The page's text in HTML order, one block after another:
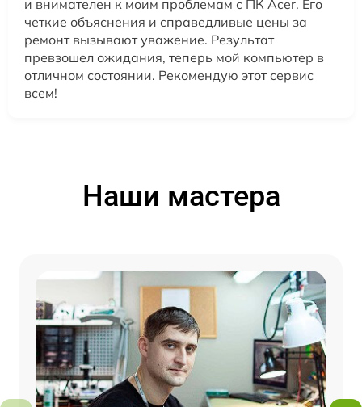
и внимателен к моим проблемам с ПК Acer. Его
четкие объяснения и справедливые цены за
ремонт вызывают уважение. Результат
превзошел ожидания, теперь мой компьютер в
отличном состоянии. Рекомендую этот сервис
всем!
Наши мастера